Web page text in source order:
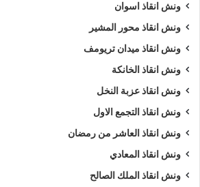
ونش انقاذ اسوان
ونش انقاذ محور المشير
ونش انقاذ ميدان تريومف
ونش انقاذ الخانكة
ونش انقاذ عزبة النخل
ونش انقاذ التجمع الاول
ونش انقاذ العاشر من رمضان
ونش انقاذ المعادي
ونش انقاذ الملك الصالح